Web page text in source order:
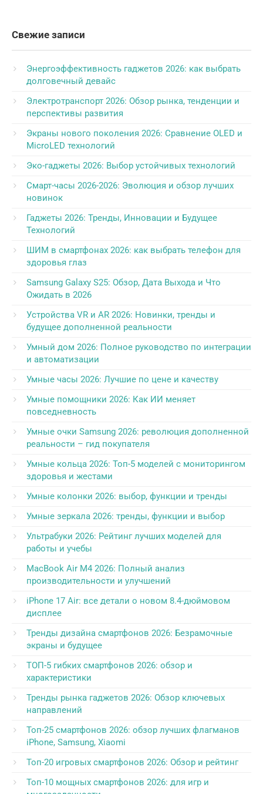
Свежие записи
Энергоэффективность гаджетов 2026: как выбрать
долговечный девайс
Электротранспорт 2026: Обзор рынка, тенденции и
перспективы развития
Экраны нового поколения 2026: Сравнение OLED и
MicroLED технологий
Эко-гаджеты 2026: Выбор устойчивых технологий
Смарт-часы 2026-2026: Эволюция и обзор лучших
новинок
Гаджеты 2026: Тренды, Инновации и Будущее
Технологий
ШИМ в смартфонах 2026: как выбрать телефон для
здоровья глаз
Samsung Galaxy S25: Обзор, Дата Выхода и Что
Ожидать в 2026
Устройства VR и AR 2026: Новинки, тренды и
будущее дополненной реальности
Умный дом 2026: Полное руководство по интеграции
и автоматизации
Умные часы 2026: Лучшие по цене и качеству
Умные помощники 2026: Как ИИ меняет
повседневность
Умные очки Samsung 2026: революция дополненной
реальности – гид покупателя
Умные кольца 2026: Топ-5 моделей с мониторингом
здоровья и жестами
Умные колонки 2026: выбор, функции и тренды
Умные зеркала 2026: тренды, функции и выбор
Ультрабуки 2026: Рейтинг лучших моделей для
работы и учебы
MacBook Air M4 2026: Полный анализ
производительности и улучшений
iPhone 17 Air: все детали о новом 8.4-дюймовом
дисплее
Тренды дизайна смартфонов 2026: Безрамочные
экраны и будущее
ТОП-5 гибких смартфонов 2026: обзор и
характеристики
Тренды рынка гаджетов 2026: Обзор ключевых
направлений
Топ-25 смартфонов 2026: обзор лучших флагманов
iPhone, Samsung, Xiaomi
Топ-20 игровых смартфонов 2026: Обзор и рейтинг
Топ-10 мощных смартфонов 2026: для игр и